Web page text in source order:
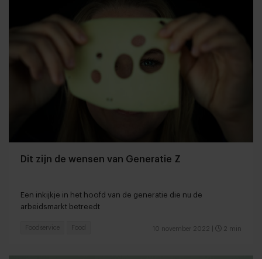
Dit zijn de wensen van Generatie Z
Een inkijkje in het hoofd van de generatie die nu de
arbeidsmarkt betreedt
10 november 2022 2 min
Foodservice Food